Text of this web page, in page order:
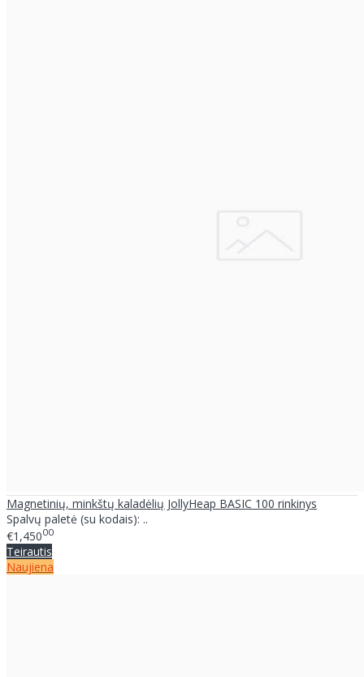
Magnetinių, minkštų kaladėlių JollyHeap BASIC 100 rinkinys
Spalvų paletė (su kodais): ..
€1,45000
Teirautis
Naujiena